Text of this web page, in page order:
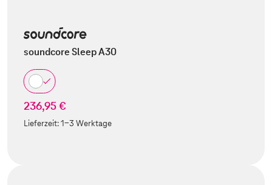
soundcore Sleep A30
236,95 €
Lieferzeit:1-3 Werktage